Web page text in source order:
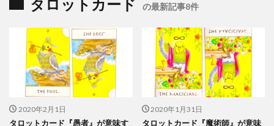
タロットカード の最新記事8件
2020年2月1日
タロットカード『愚者』が意味す
2020年1月31日
タロットカード『魔術師』が意味